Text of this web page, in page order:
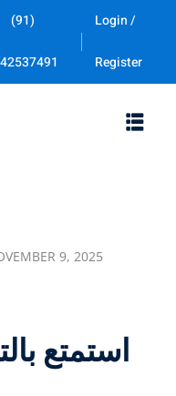
(91) Login /
Register
9, 2025
استمتع